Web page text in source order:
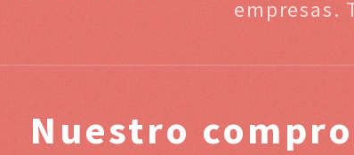
empresas.
Nuestro